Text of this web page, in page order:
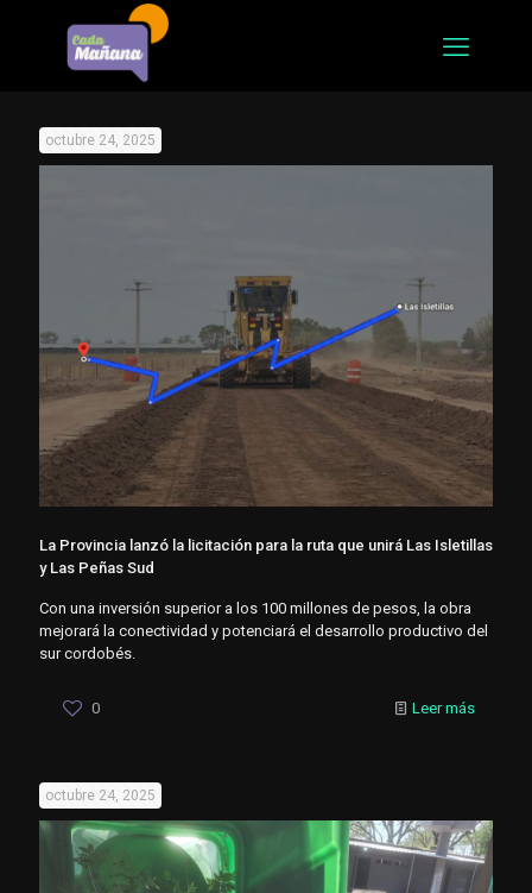
octubre 24, 2025
La Provincia lanzó la licitación para la ruta que unirá Las Isletillas
y Las Peñas Sud
Con una inversión superior a los 100 millones de pesos, la obra
mejorará la conectividad y potenciará el desarrollo productivo del
sur cordobés.
0 Leer más
octubre 24, 2025